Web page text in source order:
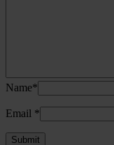
Name*
Email *